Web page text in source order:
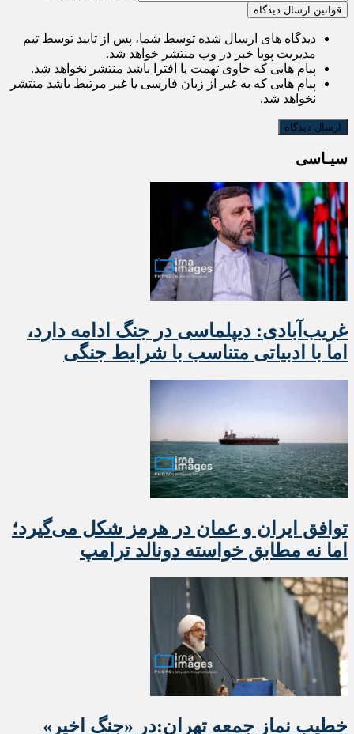
قوانین ارسال دیدگاه
دیدگاه های ارسال شده توسط شما، پس از تایید توسط تیم
مدیریت پویا خبر در وب منتشر خواهد شد.
پیام هایی که حاوی تهمت یا افترا باشد منتشر نخواهد شد.
پیام هایی که به غیر از زبان فارسی یا غیر مرتبط باشد منتشر
نخواهد شد.
سیـاسی
غریب‌آبادی: دیپلماسی در جنگ ادامه دارد،
اما با ادبیاتی متناسب با شرایط جنگی
توافق ایران و عمان در هرمز شکل می‌گیرد؛
اما نه مطابق خواسته دونالد ترامپ
خطیب نماز جمعه تهران:در «جنگ اخیر»